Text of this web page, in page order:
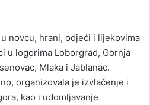
novcu, hrani, odjeći i lijekovima
u logorima Loborgrad, Gornja
Mlaka i Jablanac.
organizovala je izvlačenje i
kao i udomljavanje